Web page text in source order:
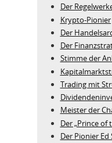
Der
Krypto-Pionier
Der
Der
Stimme der
Trading mit
Meister der
Der „Prince of
Der Pionier Ed